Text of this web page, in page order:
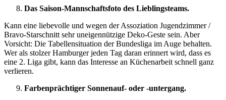
Das Saison-Mannschaftsfoto des Lieblingsteams.
Kann eine liebevolle und wegen der Assoziation Jugendzimmer /
Bravo-Starschnitt sehr uneigennützige Deko-Geste sein. Aber
Vorsicht: Die Tabellensituation der Bundesliga im Auge behalten.
Wer als stolzer Hamburger jeden Tag daran erinnert wird, dass es
eine 2. Liga gibt, kann das Interesse an Küchenarbeit schnell ganz
verlieren.
Farbenprächtiger Sonnenauf- oder -untergang.